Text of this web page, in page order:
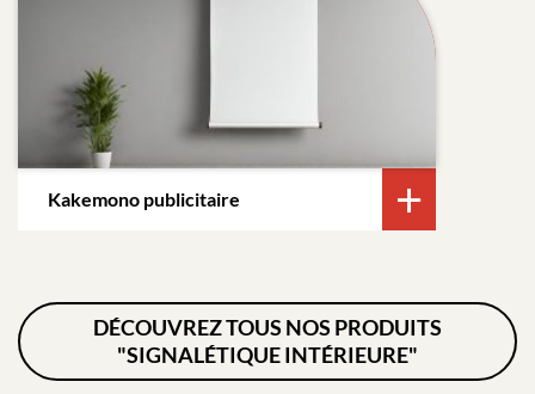
Kakemono publicitaire
DÉCOUVREZ TOUS NOS PRODUITS
"SIGNALÉTIQUE INTÉRIEURE"